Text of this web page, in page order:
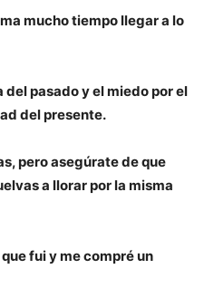
mucho tiempo llegar a lo
del pasado y el miedo por el
del presente.
pero asegúrate de que
a llorar por la misma
fui y me compré un